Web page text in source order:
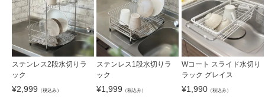
ステンレス2段水切りラ
ック
¥2,999 （税込み）
ステンレス1段水切りラ
ック
¥1,999 （税込み）
Wコート スライド水切り
ラック グレイス
¥1,990（税込み）